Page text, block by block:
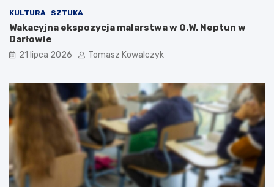
KULTURA SZTUKA
Wakacyjna ekspozycja malarstwa w O.W. Neptun w
Darłowie
21 lipca 2026 Tomasz Kowalczyk